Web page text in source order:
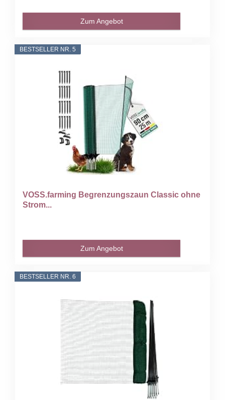
Zum Angebot
BESTSELLER NR. 5
VOSS.farming Begrenzungszaun Classic ohne
Strom...
Zum Angebot
BESTSELLER NR. 6